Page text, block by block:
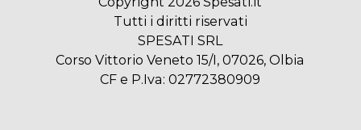
Tutti i diritti riservati
SPESATI SRL
Corso Vittorio Veneto 15/I, 07026, Olbia
CF e P.Iva: 02772380909